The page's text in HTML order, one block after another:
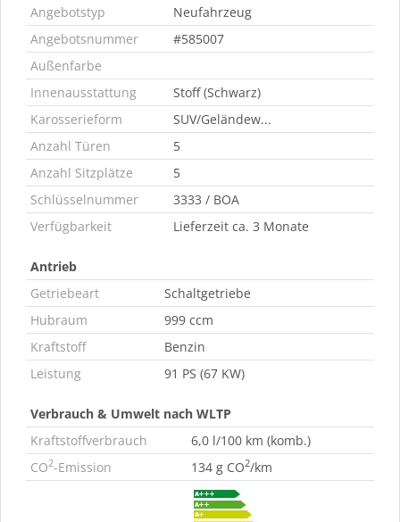
Angebotstyp
Neufahrzeug
Angebotsnummer
#585007
Außenfarbe
Innenausstattung
Stoff (Schwarz)
Karosserieform
SUV/Geländew...
Anzahl Türen
5
Anzahl Sitzplätze
5
Schlüsselnummer
3333 / BOA
Verfügbarkeit
Lieferzeit ca. 3 Monate
Antrieb
Getriebeart
Schaltgetriebe
Hubraum
999 ccm
Kraftstoff
Benzin
Leistung
91 PS (67 KW)
Verbrauch & Umwelt nach WLTP
Kraftstoffverbrauch
6,0 l/100 km (komb.)
CO2-Emission 134 g CO2/km